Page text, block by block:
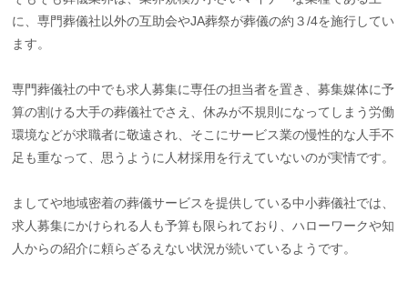
に、専門葬儀社以外の互助会やJA葬祭が葬儀の約３/4を施行してい
ます。
専門葬儀社の中でも求人募集に専任の担当者を置き、募集媒体に予
算の割ける大手の葬儀社でさえ、休みが不規則になってしまう労働
環境などが求職者に敬遠され、そこにサービス業の慢性的な人手不
足も重なって、思うように人材採用を行えていないのが実情です。
ましてや地域密着の葬儀サービスを提供している中小葬儀社では、
求人募集にかけられる人も予算も限られており、ハローワークや知
人からの紹介に頼らざるえない状況が続いているようです。